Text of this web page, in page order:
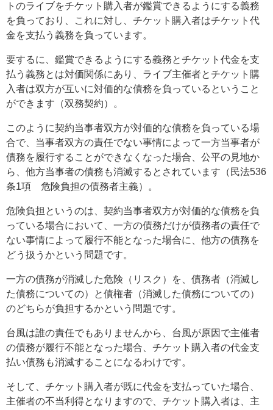
トのライブをチケット購入者が鑑賞できるようにする義務
を負っており、これに対し、チケット購入者はチケット代
金を支払う義務を負っています。
要するに、鑑賞できるようにする義務とチケット代金を支
払う義務とは対価関係にあり、ライブ主催者とチケット購
入者は双方が互いに対価的な債務を負っているということ
ができます（双務契約）。
このように契約当事者双方が対価的な債務を負っている場
合で、当事者双方の責任でない事情によって一方当事者が
債務を履行することができなくなった場合、公平の見地か
ら、他方当事者の債務も消滅するとされています（民法536
条1項 危険負担の債務者主義）。
危険負担というのは、契約当事者双方が対価的な債務を負
っている場合において、一方の債務だけが債務者の責任で
ない事情によって履行不能となった場合に、他方の債務を
どう扱うかという問題です。
一方の債務が消滅した危険（リスク）を、債務者（消滅し
た債務についての）と債権者（消滅した債務についての）
のどちらが負担するかという問題です。
台風は誰の責任でもありませんから、台風が原因で主催者
の債務が履行不能となった場合、チケット購入者の代金支
払い債務も消滅することになるわけです。
そして、チケット購入者が既に代金を支払っていた場合、
主催者の不当利得となりますので、チケット購入者は、主